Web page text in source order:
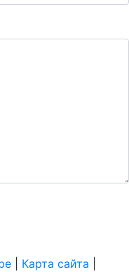
Карта сайта